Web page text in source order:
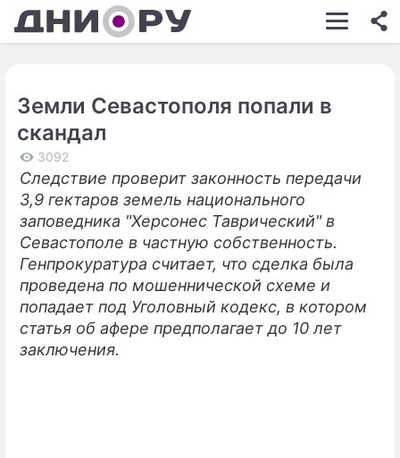
ШОУ-БИЗНЕС
КИНО
ЗДОРОВЬЕ
ЭКОНОМИКА
ПРОИСШЕСТВИЯ
СОННИК
СТИЛЬ ЖИЗНИ
Земли Севастополя попали в
скандал
3092
Следствие проверит законность передачи
3,9 гектаров земель национального
заповедника "Херсонес Таврический" в
Севастополе в частную собственность.
Генпрокуратура считает, что сделка была
проведена по мошеннической схеме и
попадает под Уголовный кодекс, в котором
статья об афере предполагает до 10 лет
заключения.